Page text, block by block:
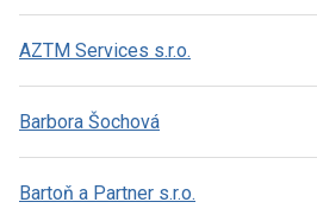
AZTM Services s.r.o.
Barbora Šochová
Bartoň a Partner s.r.o.